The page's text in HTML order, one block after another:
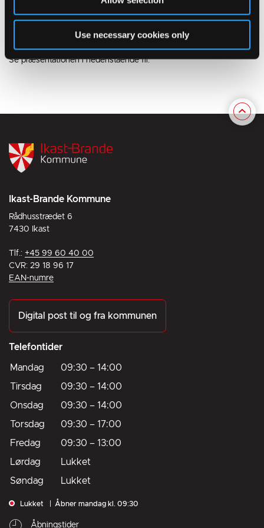
Use necessary cookies only
Præsentation af indretningen af Borger- og bibliotekshuset fandt
sted på Byrådets dialogmøde den 4. december 2024 og for
borgere og brugere af huset den 10. december 2024.
Se præsentationen i nedenstående fil.
Ikast-Brande Kommune
Rådhusstrædet 6
7430 Ikast
Tlf.: +45 99 60 40 00
CVR: 29 18 96 17
EAN-numre
Digital post til og fra kommunen
Telefontider
Mandag 09:30 – 14:00
Tirsdag
09:30 – 14:00
Onsdag
09:30 – 14:00
Torsdag
09:30 – 17:00
Fredag
09:30 – 13:00
Lørdag
Lukket
Søndag
Lukket
Lukket Åbner mandag kl. 09:30
Åbningstider